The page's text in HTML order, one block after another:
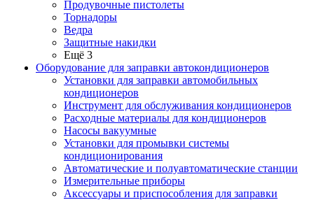
Продувочные пистолеты
Торнадоры
Ведра
Защитные накидки
Ещё 3
Оборудование для заправки автокондиционеров
Установки для заправки автомобильных
кондиционеров
Инструмент для обслуживания кондиционеров
Расходные материалы для кондиционеров
Насосы вакуумные
Установки для промывки системы
кондиционирования
Автоматические и полуавтоматические станции
Измерительные приборы
Аксессуары и приспособления для заправки